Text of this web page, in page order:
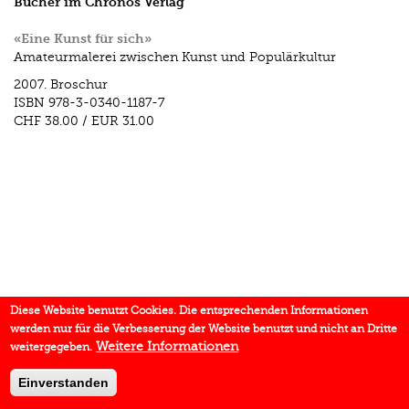
«Eine Kunst für sich»
Amateurmalerei zwischen Kunst und Populärkultur
2007. Broschur
ISBN 978-3-0340-1187-7
CHF 38.00 / EUR 31.00
Diese Website benutzt Cookies. Die entsprechenden Informationen
werden nur für die Verbesserung der Website benutzt und nicht an Dritte
weitergegeben. Weitere Informationen
Einverstanden